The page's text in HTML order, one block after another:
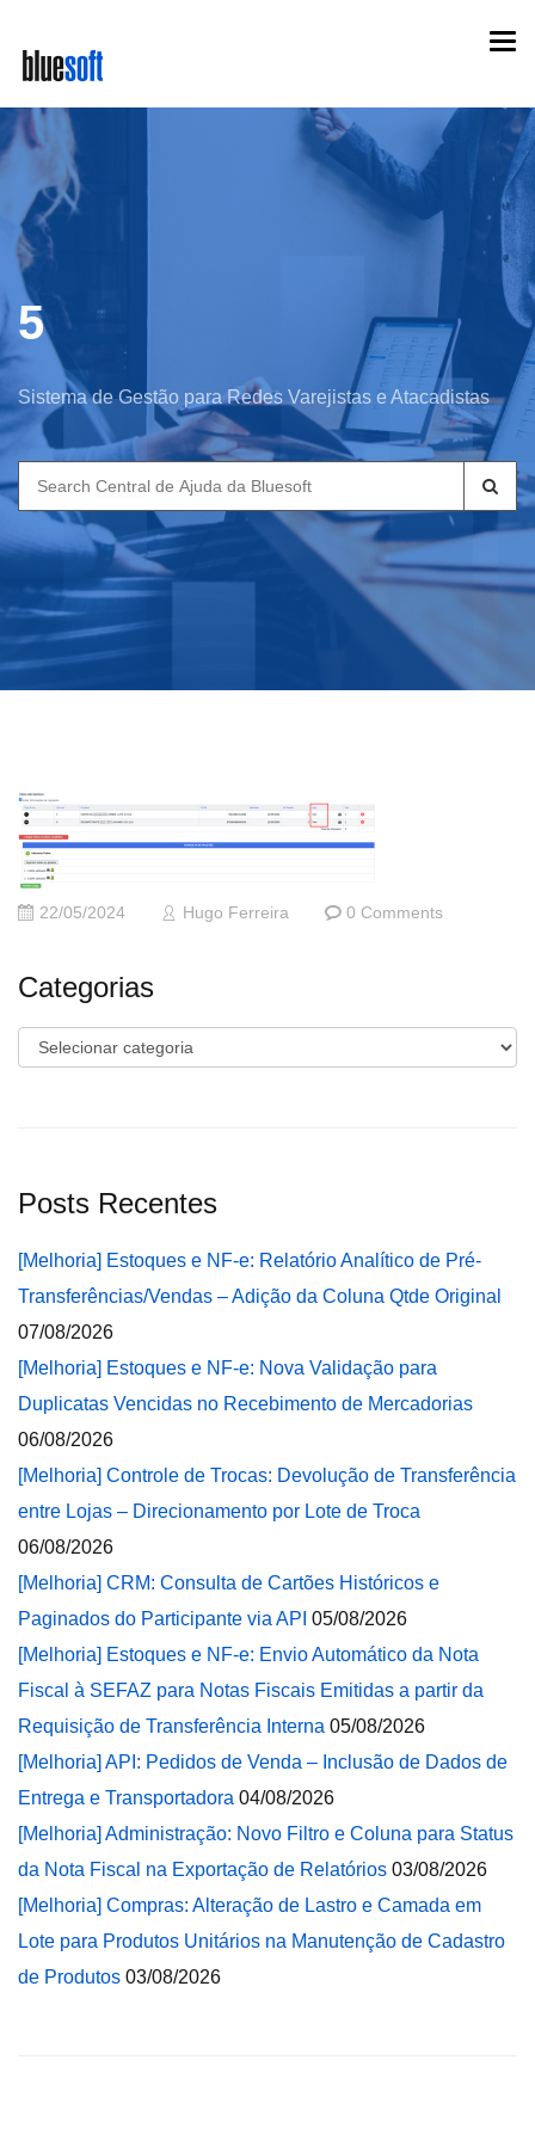
main
content
5
Sistema de Gestão para Redes Varejistas e Atacadistas
Search
for:
22/05/2024 Hugo Ferreira 0 Comments
Categorias
Categorias
Posts Recentes
[Melhoria] Estoques e NF-e: Relatório Analítico de Pré-
Transferências/Vendas – Adição da Coluna Qtde Original
07/08/2026
[Melhoria] Estoques e NF-e: Nova Validação para
Duplicatas Vencidas no Recebimento de Mercadorias
06/08/2026
[Melhoria] Controle de Trocas: Devolução de Transferência
entre Lojas – Direcionamento por Lote de Troca
06/08/2026
[Melhoria] CRM: Consulta de Cartões Históricos e
Paginados do Participante via API 05/08/2026
[Melhoria] Estoques e NF-e: Envio Automático da Nota
Fiscal à SEFAZ para Notas Fiscais Emitidas a partir da
Requisição de Transferência Interna 05/08/2026
[Melhoria] API: Pedidos de Venda – Inclusão de Dados de
Entrega e Transportadora 04/08/2026
[Melhoria] Administração: Novo Filtro e Coluna para Status
da Nota Fiscal na Exportação de Relatórios 03/08/2026
[Melhoria] Compras: Alteração de Lastro e Camada em
Lote para Produtos Unitários na Manutenção de Cadastro
de Produtos 03/08/2026